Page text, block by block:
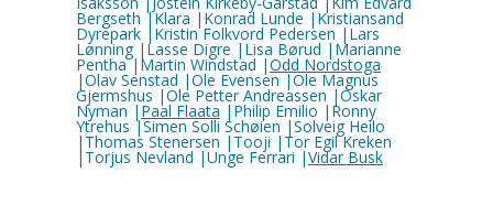
Bergseth |Klara |Konrad Lunde |Kristiansand
Dyrepark |Kristin Folkvord Pedersen |Lars
Lønning |Lasse Digre |Lisa Børud |Marianne
Pentha |Martin Windstad |Odd Nordstoga
|Olav Senstad |Ole Evensen |Ole Magnus
Gjermshus |Ole Petter Andreassen |Oskar
Nyman | Paal Flaata |Philip Emilio |Ronny
Ytrehus |Simen Solli Schøien |Solveig Heilo
|Thomas Stenersen |Tooji |Tor Egil Kreken
|Torjus Nevland |Unge Ferrari |Vidar Busk